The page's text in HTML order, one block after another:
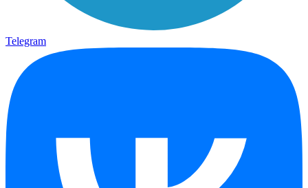
Telegram